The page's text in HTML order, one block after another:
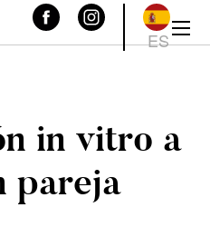
ES
in vitro a
pareja